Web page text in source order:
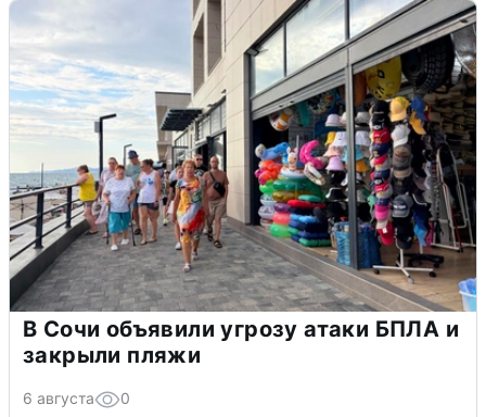
В Сочи объявили угрозу атаки БПЛА и
закрыли пляжи
6 августа 0